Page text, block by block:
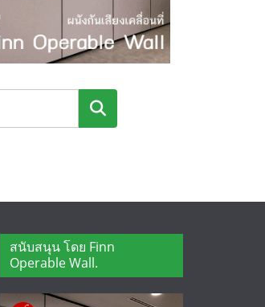
ค้นหา
สนับสนุน โดย Finn
Operable Wall.